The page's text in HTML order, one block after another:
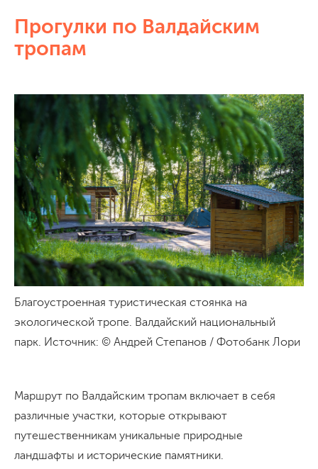
Прогулки по Валдайским
тропам
Благоустроенная туристическая стоянка на
экологической тропе. Валдайский национальный
парк. Источник: © Андрей Степанов / Фотобанк Лори
Маршрут по Валдайским тропам включает в себя
различные участки, которые открывают
путешественникам уникальные природные
ландшафты и исторические памятники.